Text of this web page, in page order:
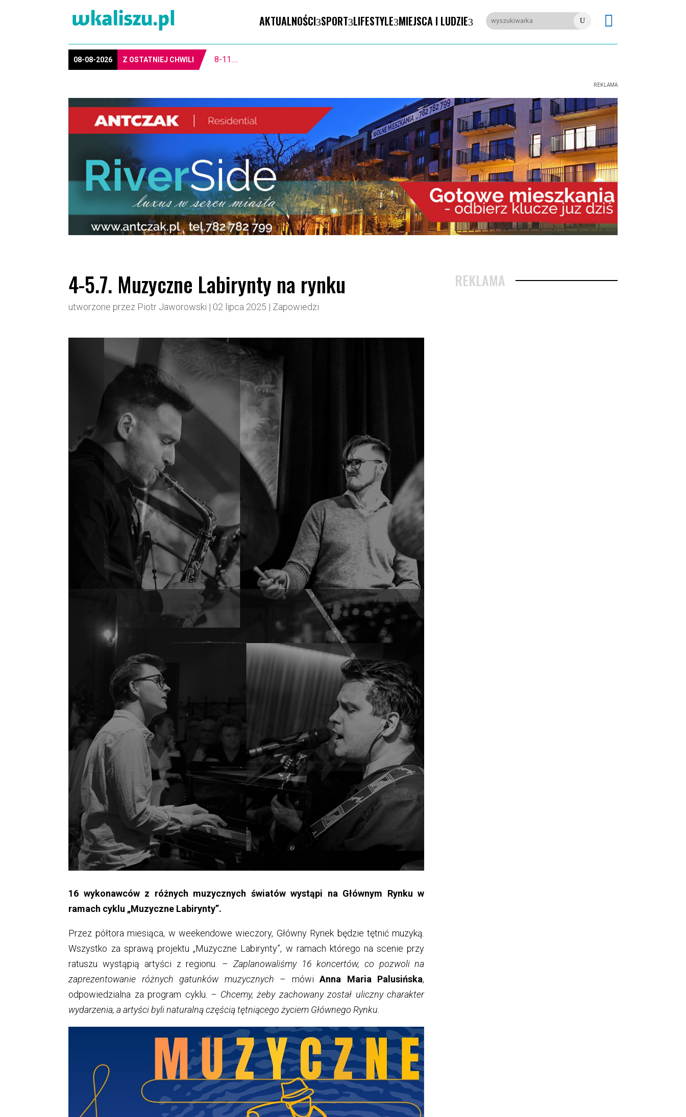
AKTUALNOŚCI SPORT LIFESTYLE MIEJSCA I LUDZIE U 
08-08-2026 Z OSTATNIEJ CHWILI 8-11.8. Warsztaty pisania ikon w Pałacu Lipskich
REKLAMA
4-5.7. Muzyczne Labirynty na rynku
utworzone przez Piotr Jaworowski | 02 lipca 2025 | Zapowiedzi
16 wykonawców z różnych muzycznych światów wystąpi na Głównym Rynku w
ramach cyklu „Muzyczne Labirynty”.
Przez półtora miesiąca, w weekendowe wieczory, Główny Rynek będzie tętnić muzyką.
Wszystko za sprawą projektu „Muzyczne Labirynty”, w ramach którego na scenie przy
ratuszu wystąpią artyści z regionu. – Zaplanowaliśmy 16 koncertów, co pozwoli na
zaprezentowanie różnych gatunków muzycznych – mówiAnna Maria Palusińska,
odpowiedzialna za program cyklu. – Chcemy, żeby zachowany został uliczny charakter
wydarzenia, a artyści byli naturalną częścią tętniącego życiem Głównego Rynku.
REKLAMA